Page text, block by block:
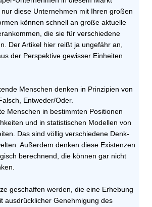
diese Unternehmen mit Ihren großen
können schnell an große aktuelle
die sie für verschiedene
Der Artikel hier reißt ja ungefähr an,
der Perspektive gewisser Einheiten
Menschen denken in Prinzipien von
Entweder/Oder.
Menschen in bestimmten Positionen
und in statistischen Modellen von
Das sind völlig verschiedene Denk-
Außerdem denken diese Existenzen
berechnend, die können gar nicht
geschaffen werden, die eine Erhebung
ausdrücklicher Genehmigung des